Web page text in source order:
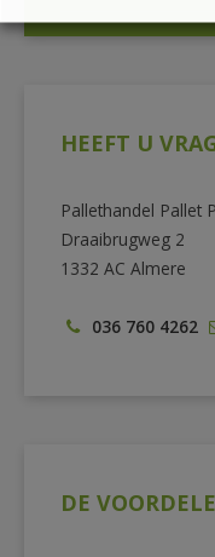
HEEFT U
Pallethandel Pallet
Draaibrugweg 2
1332 AC Almere
036 760 4262
DE